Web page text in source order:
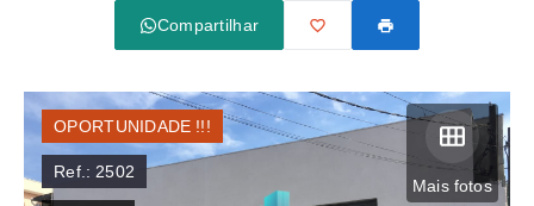
Compartilhar
Mais fotos
OPORTUNIDADE !!!
Ref.: 2502